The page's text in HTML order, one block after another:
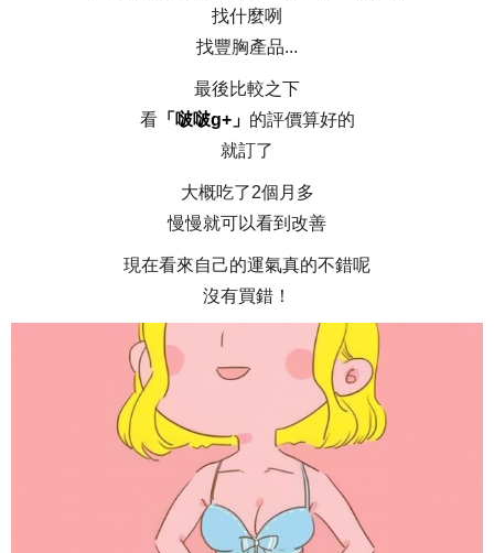
找什麼咧
找豐胸產品...
最後比較之下
看「啵啵g+」 的評價算好的
就訂了
大概吃了2個月多
慢慢就可以看到改善
現在看來自己的運氣真的不錯呢
沒有買錯！